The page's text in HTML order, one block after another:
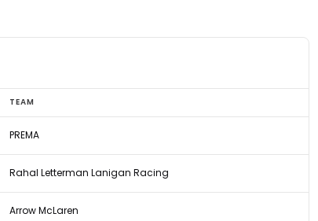
TEAM
PREMA
Rahal Letterman Lanigan Racing
Arrow McLaren